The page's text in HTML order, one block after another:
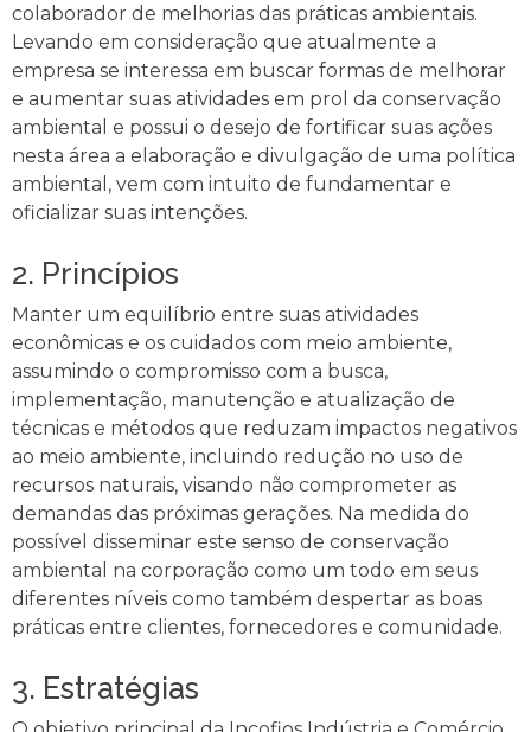
colaborador de melhorias das práticas ambientais.
Levando em consideração que atualmente a
empresa se interessa em buscar formas de melhorar
e aumentar suas atividades em prol da conservação
ambiental e possui o desejo de fortificar suas ações
nesta área a elaboração e divulgação de uma política
ambiental, vem com intuito de fundamentar e
oficializar suas intenções.
2. Princípios
Manter um equilíbrio entre suas atividades
econômicas e os cuidados com meio ambiente,
assumindo o compromisso com a busca,
implementação, manutenção e atualização de
técnicas e métodos que reduzam impactos negativos
ao meio ambiente, incluindo redução no uso de
recursos naturais, visando não comprometer as
demandas das próximas gerações. Na medida do
possível disseminar este senso de conservação
ambiental na corporação como um todo em seus
diferentes níveis como também despertar as boas
práticas entre clientes, fornecedores e comunidade.
3. Estratégias